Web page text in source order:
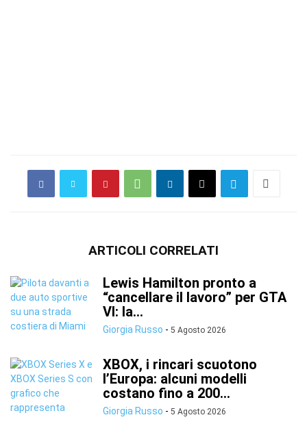
ARTICOLI CORRELATI
Lewis Hamilton pronto a
“cancellare il lavoro” per GTA
VI: la...
Giorgia Russo - 5 Agosto 2026
XBOX, i rincari scuotono
l’Europa: alcuni modelli
costano fino a 200...
Giorgia Russo - 5 Agosto 2026